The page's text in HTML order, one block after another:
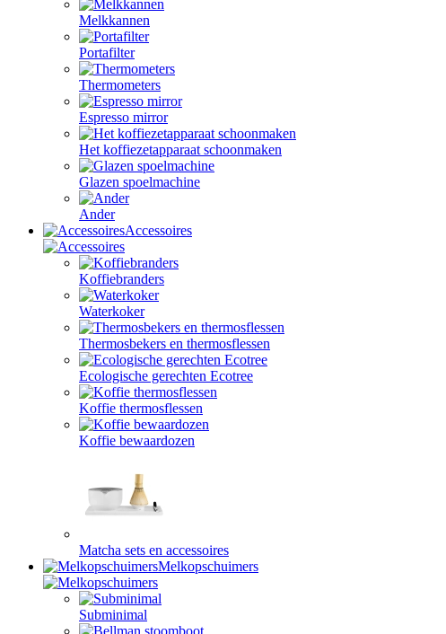
Melkkannen
Portafilter
Thermometers
Espresso mirror
Het koffiezetapparaat schoonmaken
Glazen spoelmachine
Ander
Accessoires
Koffiebranders
Waterkoker
Thermosbekers en thermosflessen
Ecologische gerechten Ecotree
Koffie thermosflessen
Koffie bewaardozen
Matcha sets en accessoires
Melkopschuimers
Subminimal